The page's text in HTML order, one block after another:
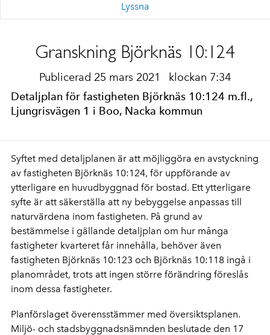
Lyssna
Granskning Björknäs 10:124
Publicerad 25 mars 2021 klockan 7:34
Detaljplan för fastigheten Björknäs 10:124 m.fl.,
Ljungrisvägen 1 i Boo, Nacka kommun
Syftet med detaljplanen är att möjliggöra en avstyckning
av fastigheten Björknäs 10:124, för uppförande av
ytterligare en huvudbyggnad för bostad. Ett ytterligare
syfte är att säkerställa att ny bebyggelse anpassas till
naturvärdena inom fastigheten. På grund av
bestämmelse i gällande detaljplan om hur många
fastigheter kvarteret får innehålla, behöver även
fastigheten Björknäs 10:123 och Björknäs 10:118 ingå i
planområdet, trots att ingen större förändring föreslås
inom dessa fastigheter.
Planförslaget överensstämmer med översiktsplanen.
Miljö- och stadsbyggnadsnämnden beslutade den 17